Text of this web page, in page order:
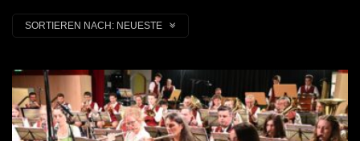
SORTIEREN NACH: NEUESTE